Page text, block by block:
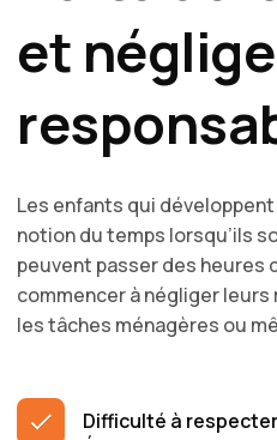
et
Les enfants qui
notion du temps lorsqu’ils
peuvent passer des heures
commencer à négliger
les tâches ménagères ou
Difficulté à